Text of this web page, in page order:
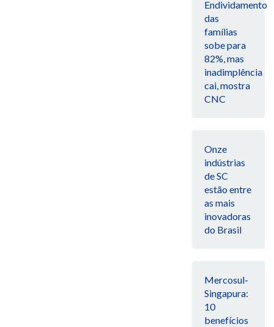
Endividamento
das
famílias
sobe para
82%, mas
inadimplência
cai, mostra
CNC
Onze
indústrias
de SC
estão entre
as mais
inovadoras
do Brasil
Mercosul-
Singapura:
10
benefícios